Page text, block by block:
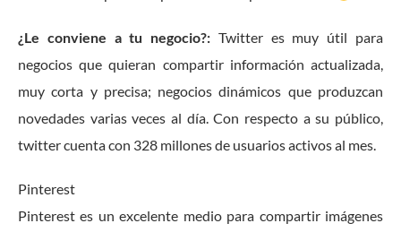
¿Le conviene a tu negocio?: Twitter es muy útil para
negocios que quieran compartir información actualizada,
muy corta y precisa; negocios dinámicos que produzcan
novedades varias veces al día. Con respecto a su público,
twitter cuenta con 328 millones de usuarios activos al mes.
Pinterest
Pinterest es un excelente medio para compartir imágenes